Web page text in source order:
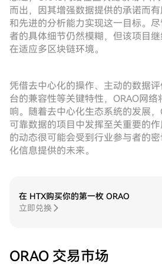
而出，因其增强数据提供的承诺而
和先进的分析能力实现这一目标。
者的具体细节仍然模糊，但该项目
在适应多区块链环境。
凭借去中心化的操作、主动的数据
台的兼容性等关键特性，ORAO网
响。随着去中心化生态系统的发展
可靠数据的项目中发挥至关重要的
的动态很可能会受到行业参与者的
化信息提供的未来。
在 HTX购买你的第一枚 ORAO
立即兑换
ORAO 交易市场